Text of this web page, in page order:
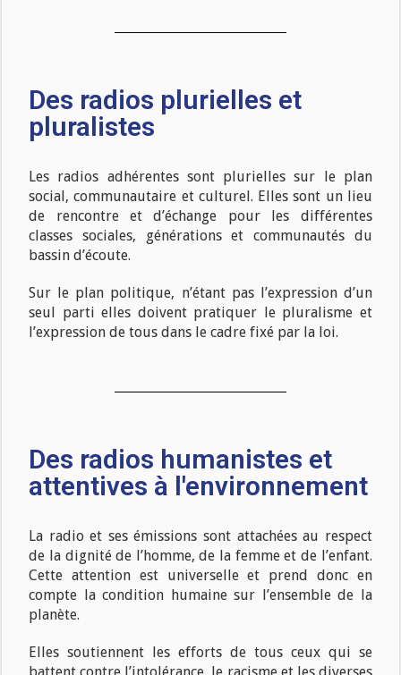
Des radios plurielles et
pluralistes
Les radios adhérentes sont plurielles sur le plan
social, communautaire et culturel. Elles sont un lieu
de rencontre et d’échange pour les différentes
classes sociales, générations et communautés du
bassind’écoute.
Sur le plan politique, n’étant pas l’expression d’un
seul parti elles doivent pratiquer le pluralisme et
l’expression de tous dans le cadre fixé par la loi.
Des radios humanistes et
attentives à l'environnement
La radio et ses émissions sont attachées au respect
de la dignité de l’homme, de la femme et de l’enfant.
Cette attention est universelle et prend donc en
compte la condition humaine sur l’ensemble de la
planète.
Elles soutiennent les efforts de tous ceux qui se